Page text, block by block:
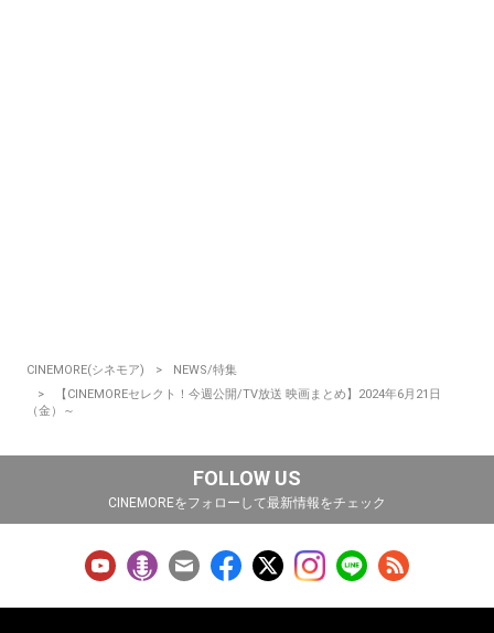
CINEMORE(シネモア)
NEWS/特集
【CINEMOREセレクト！今週公開/TV放送 映画まとめ】2024年6月21日
（金）～
FOLLOW US
CINEMOREをフォローして最新情報をチェック